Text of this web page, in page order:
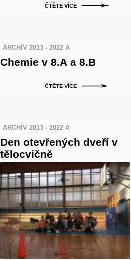
ČTĚTE VÍCE
ARCHÍV 2013 - 2022 A
Chemie v 8.A a 8.B
ČTĚTE VÍCE
ARCHÍV 2013 - 2022 A
Den otevřených dveří v
tělocvičně